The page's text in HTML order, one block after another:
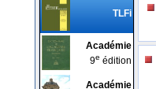
TLFi
Académie
9e édition
Académie